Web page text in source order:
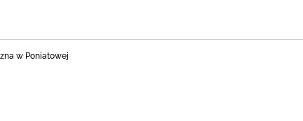
w Poniatowej